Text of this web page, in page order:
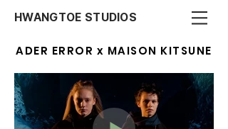
HWANGTOE STUDIOS
ADER ERROR x MAISON KITSUNE